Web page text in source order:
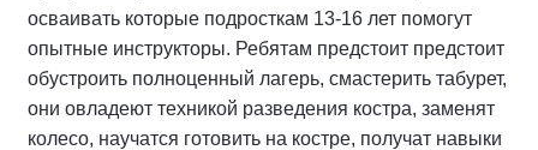
осваивать которые подросткам 13-16 лет помогут
опытные инструкторы. Ребятам предстоит предстоит
обустроить полноценный лагерь, смастерить табурет,
они овладеют техникой разведения костра, заменят
колесо, научатся готовить на костре, получат навыки